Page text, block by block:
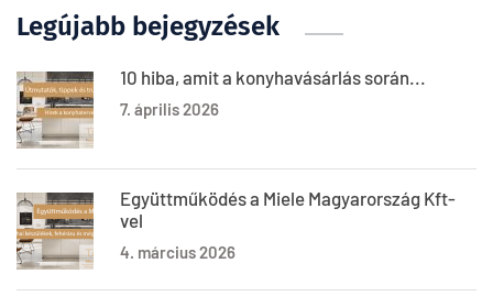
Legújabb bejegyzések
10 hiba, amit a konyhavásárlás során...
7. április 2026
Együttműködés a Miele Magyarország Kft-
vel
4. március 2026